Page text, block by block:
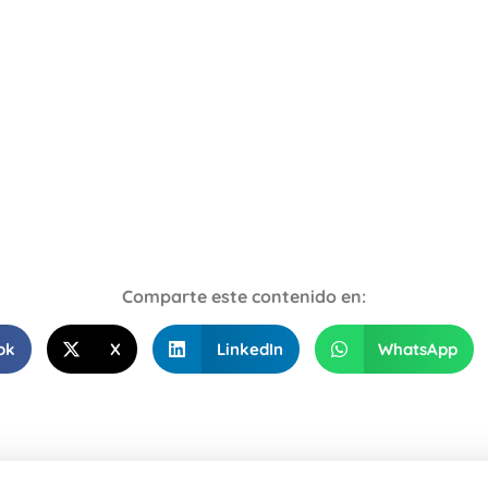
Comparte este contenido en:
X LinkedIn WhatsApp